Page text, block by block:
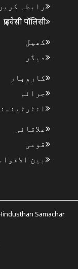
رابطہ
प्राइवेसी पॉलिसी
کھیل
دیگر
کاروبار
جرائم
علاقائی
قومی
بین
Samachar